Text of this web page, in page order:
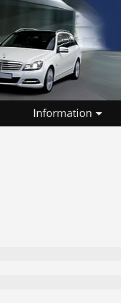
Information